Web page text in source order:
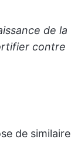
de la
contre
de similaire